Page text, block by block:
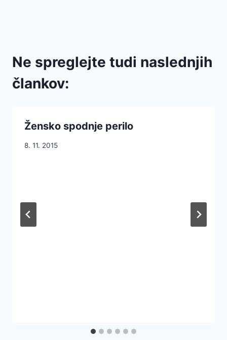
Ne spreglejte tudi naslednjih
člankov:
Žensko spodnje perilo
8. 11. 2015